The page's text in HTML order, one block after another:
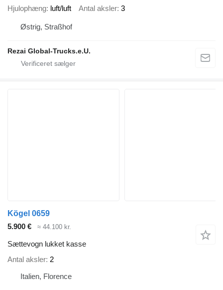
Hjulophæng luft/luft Antal aksler 3
Østrig, Straßhof
Rezai Global-Trucks.e.U.
Kögel 0659
5.900 €
≈ 44.100 kr.
Sættevogn lukket kasse
Antal aksler 2
Italien, Florence